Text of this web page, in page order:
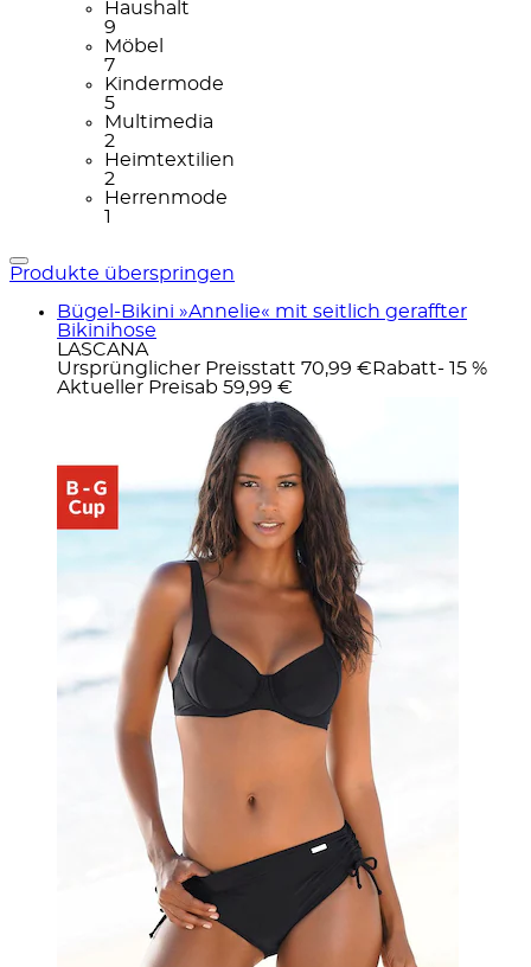
Haushalt
9
Möbel
7
Kindermode
5
Multimedia
2
Heimtextilien
2
Herrenmode
1
Produkte überspringen
Bügel-Bikini »Annelie« mit seitlich geraffter
Bikinihose
LASCANA
Ursprünglicher Preisstatt 70,99 € Rabatt- 15 %
Aktueller Preisab 59,99 €